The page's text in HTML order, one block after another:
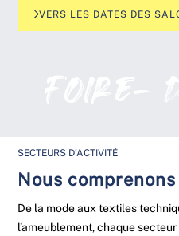
VERS LES DATES DES
SECTEURS D’ACTIVITÉ
Nous
De la mode aux textiles
l’ameublement, chaque